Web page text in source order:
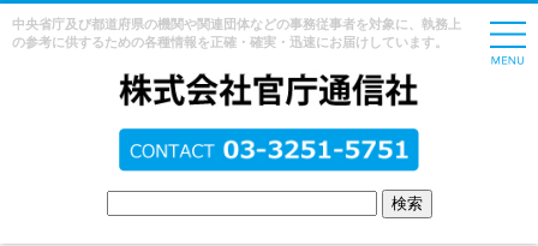
中央省庁及び都道府県の機関や関連団体などの事務従事者を対象に、執務上
の参考に供するための各種情報を正確・確実・迅速にお届けしています。